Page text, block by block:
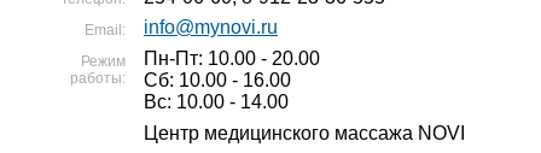
Email: info@mynovi.ru
Режим
работы:
Пн-Пт: 10.00 - 20.00
Сб: 10.00 - 16.00
Вс: 10.00 - 14.00
Центр медицинского массажа NOVI